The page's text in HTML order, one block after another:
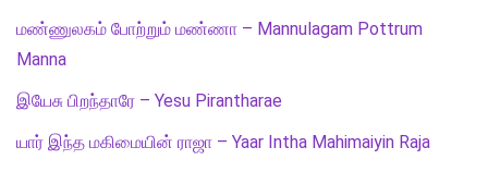
மண்ணுலகம் போற்றும் மண்ணா – Mannulagam Pottrum
Manna
இயேசு பிறந்தாரே – Yesu Pirantharae
யார் இந்த மகிமையின் ராஜா – Yaar Intha Mahimaiyin Raja